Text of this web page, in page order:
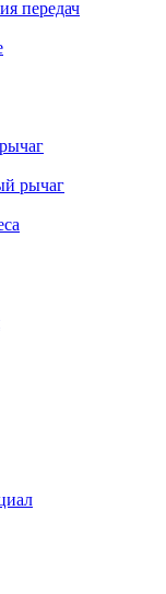
передач
рычаг